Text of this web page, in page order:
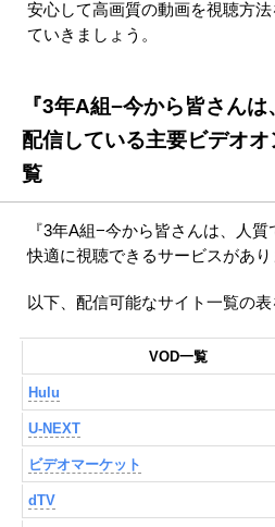
安心して高画質の動画を視聴方
ていきましょう。
『3年A組−今から皆さん
配信している主要ビデオ
覧
『3年A組−今から皆さんは、人
快適に視聴できるサービスがあり
以下、配信可能なサイト一覧の表
VOD一覧
Hulu
U-NEXT
ビデオマーケット
dTV